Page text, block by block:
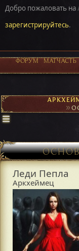
Добро пожаловать на
зарегистрируйтесь.
ФОРУМ МАТЧАСТЬ
►
Леди Пепла
Аркхеймец